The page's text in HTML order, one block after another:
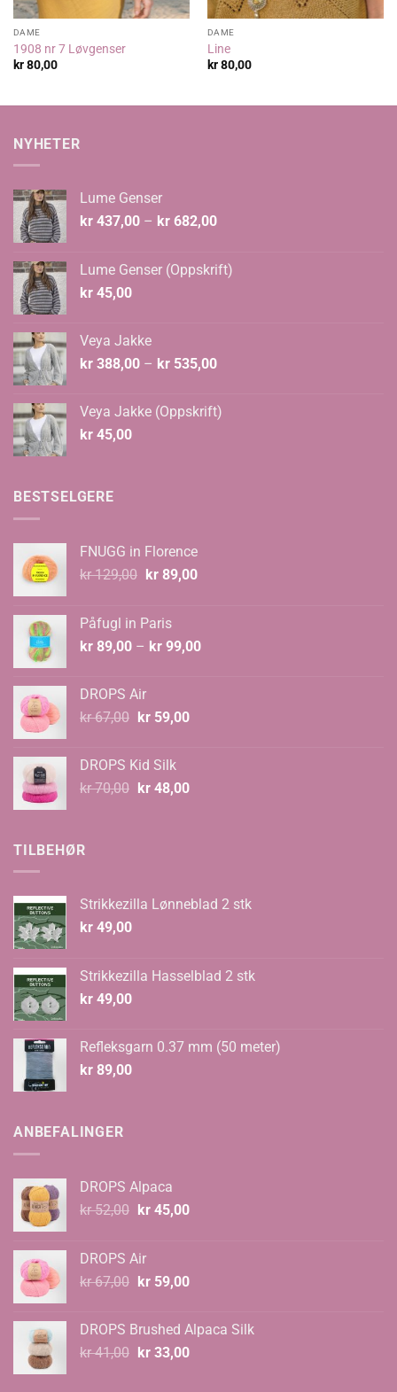
DAME
1908 nr 7 Løvgenser
kr80,00
DAME
Line
kr80,00
NYHETER
Lume Genser
kr 437,00 – kr 682,00Prisområde:
kr 682,00
Lume Genser (Oppskrift)
kr 45,00
Veya Jakke
kr 388,00 – kr 535,00Prisområde:
kr 535,00
Veya Jakke (Oppskrift)
kr 45,00
BESTSELGERE
FNUGG in Florence
kr129,00 Opprinnelig
kr 129,00.
kr89,00Nåværende
Påfugl in Paris
kr 89,00 – kr 99,00Prisområde:
DROPS Air
kr67,00 Opprinnelig
kr 67,00.
kr59,00Nåværende
DROPS Kid Silk
kr70,00 Opprinnelig
kr48,00Nåværende
TILBEHØR
Strikkezilla Lønneblad 2 stk
kr 49,00
Strikkezilla Hasselblad 2 stk
kr 49,00
Refleksgarn 0.37 mm (50 meter)
kr 89,00
ANBEFALINGER
DROPS Alpaca
kr52,00 Opprinnelig
kr 52,00.
kr45,00Nåværende
DROPS Air
kr67,00 Opprinnelig
kr 67,00.
kr59,00Nåværende
kr 59,00.
DROPS Brushed Alpaca Silk
kr41,00 Opprinnelig
kr33,00Nåværende